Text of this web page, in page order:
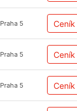
Praha 5 Ceník
Praha 5 Ceník
Praha 5 Ceník